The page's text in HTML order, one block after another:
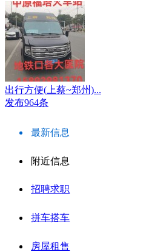
出行方便(上蔡~郑州)...
发布964条
最新信息
附近信息
招聘求职
拼车搭车
房屋租售